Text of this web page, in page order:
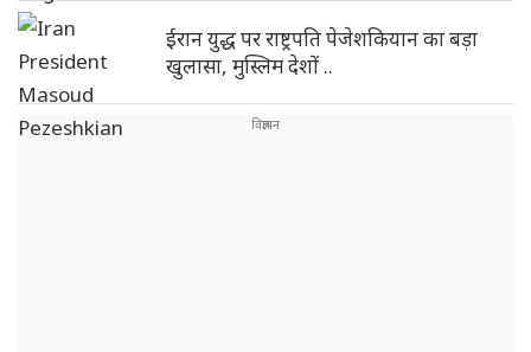
ईरान युद्ध पर राष्ट्रपति पेजेशकियान का बड़ा
खुलासा, मुस्लिम देशों ..